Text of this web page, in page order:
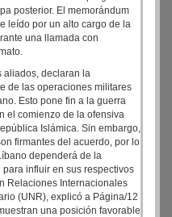
posterior. El memorándum
leído por un alto cargo de la
una llamada con
aliados, declaran la
de las operaciones militares
Esto pone fin a la guerra
el comienzo de la ofensiva
Islámica. Sin embargo,
firmantes del acuerdo, por lo
dependerá de la
influir en sus respectivos
Relaciones Internacionales
(UNR), explicó a Página/12
una posición favorable